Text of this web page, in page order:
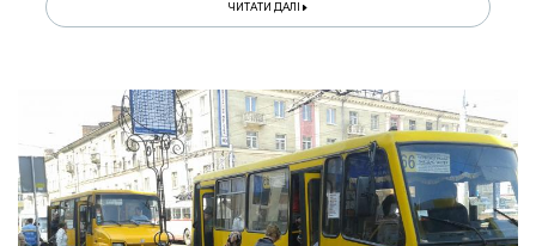
ЧИТАТИ ДАЛІ